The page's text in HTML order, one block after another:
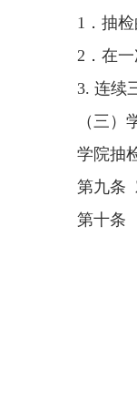
1．抽
2．在
3. 连续
（三）
学院抽
第九条
第十条